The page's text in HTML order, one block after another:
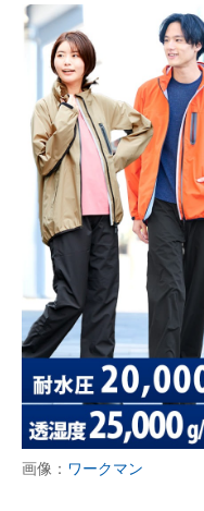
画像： ワークマン